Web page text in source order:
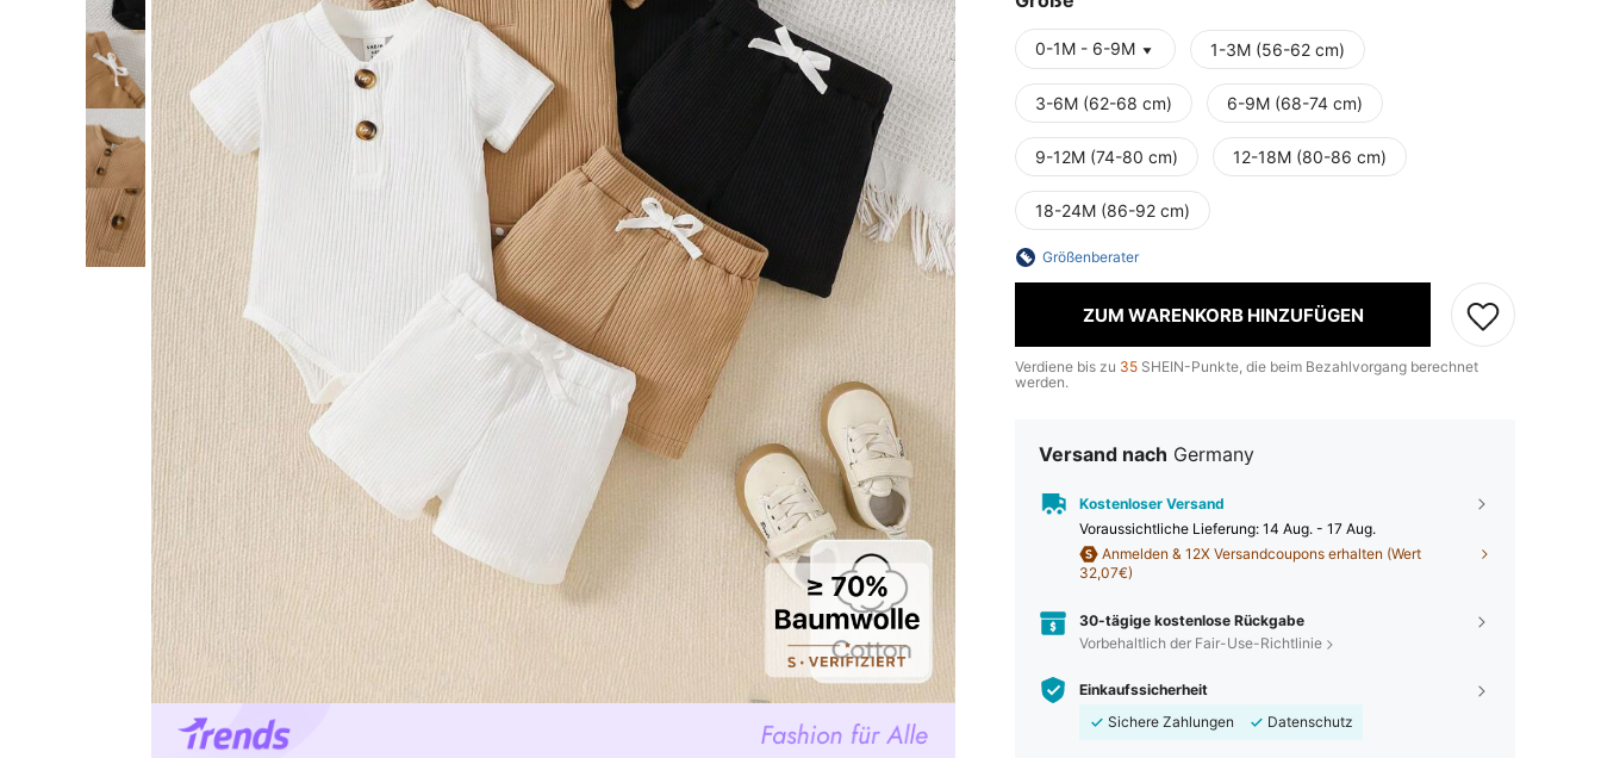
0-1M - 6-9M 1-3M (56-62 cm)
3-6M (62-68 cm) 6-9M (68-74 cm)
9-12M (74-80 cm) 12-18M (80-86 cm)
18-24M (86-92 cm)
Größenberater
ZUM WARENKORB HINZUFÜGEN
Verdiene bis zu 35 SHEIN-Punkte, die beim Bezahlvorgang berechnet
werden.
Versand nach Germany
Kostenloser Versand
Voraussichtliche Lieferung: 14 Aug. - 17 Aug.
Anmelden & 12X Versandcoupons erhalten (Wert
32,07€)
30-tägige kostenlose Rückgabe
Vorbehaltlich der Fair-Use-Richtlinie
Einkaufssicherheit
Sichere Zahlungen
Datenschutz